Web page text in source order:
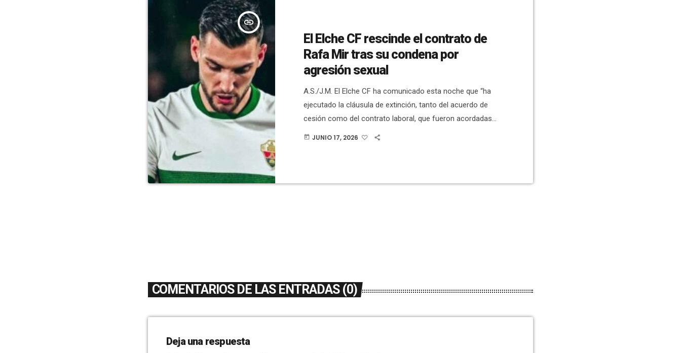
insert_link
El Elche CF rescinde el contrato de
Rafa Mir tras su condena por
agresión sexual
A.S./J.M. El Elche CF ha comunicado esta noche que “ha
ejecutado la cláusula de extinción, tanto del acuerdo de
cesión como del contrato laboral, que fueron acordadas
con el Sevilla FC y el jugador”. En el comunicado del Elche
después de conocerse […]
today JUNIO 17, 2026
COMENTARIOS DE LAS ENTRADAS (0)
Deja una respuesta